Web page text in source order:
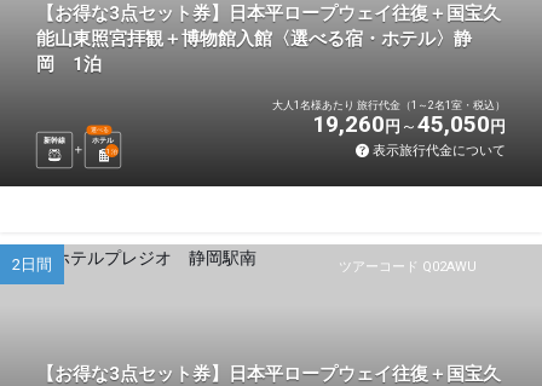
【お得な3点セット券】日本平ロープウェイ往復＋国宝久
能山東照宮拝観＋博物館入館〈選べる宿・ホテル〉静
岡 1泊
新幹線 ホテル
選べる
1 泊
大人1名様あたり 旅行代金（1～2名1室・税込）
19,260 円 45,050 円
表示旅行代金について
ツアーコード Q02AWU
2日間
【お得な3点セット券】日本平ロープウェイ往復＋国宝久